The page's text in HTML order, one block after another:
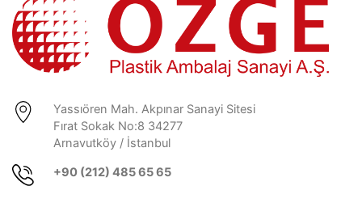
Yassıören Mah. Akpınar Sanayi Sitesi
Fırat Sokak No:8 34277
Arnavutköy / İstanbul
+90 (212) 485 65 65